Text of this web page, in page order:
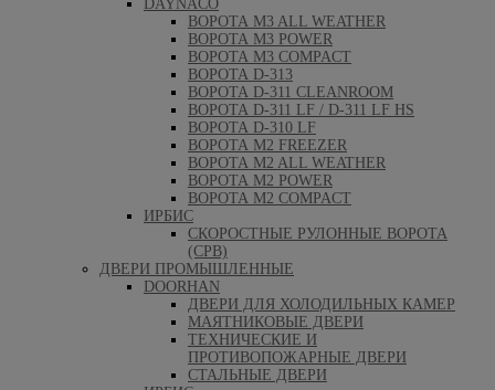
DAYNACO
ВОРОТА M3 ALL WEATHER
ВОРОТА M3 POWER
ВОРОТА M3 COMPACT
ВОРОТА D-313
ВОРОТА D-311 CLEANROOM
ВОРОТА D-311 LF / D-311 LF HS
ВОРОТА D-310 LF
ВОРОТА M2 FREEZER
ВОРОТА M2 ALL WEATHER
ВОРОТА M2 POWER
ВОРОТА M2 COMPACT
ИРБИС
СКОРОСТНЫЕ РУЛОННЫЕ ВОРОТА
(СРВ)
ДВЕРИ ПРОМЫШЛЕННЫЕ
DOORHAN
ДВЕРИ ДЛЯ ХОЛОДИЛЬНЫХ КАМЕР
МАЯТНИКОВЫЕ ДВЕРИ
ТЕХНИЧЕСКИЕ И
ПРОТИВОПОЖАРНЫЕ ДВЕРИ
СТАЛЬНЫЕ ДВЕРИ